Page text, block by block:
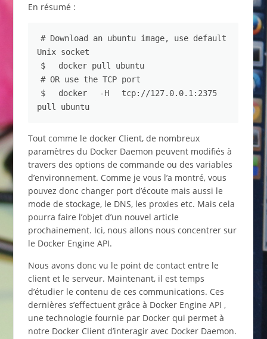
En résumé :
# Download an ubuntu image, use default
Unix socket
$
docker pull ubuntu
# OR use the TCP port
$
docker -H
tcp://127.0.0.1:2375
pull ubuntu
Tout comme le docker Client, de nombreux
paramètres du Docker Daemon peuvent modifiés à
travers des options de commande ou des variables
d’environnement. Comme je vous l’a montré, vous
pouvez donc changer port d’écoute mais aussi le
mode de stockage, le DNS, les proxies etc. Mais cela
pourra faire l’objet d’un nouvel article
prochainement. Ici, nous allons nous concentrer sur
le Docker Engine API.
Nous avons donc vu le point de contact entre le
client et le serveur. Maintenant, il est temps
d’étudier le contenu de ces communications. Ces
dernières s’effectuent grâce à Docker Engine API ,
une technologie fournie par Docker qui permet à
notre Docker Client d’interagir avec Docker Daemon.